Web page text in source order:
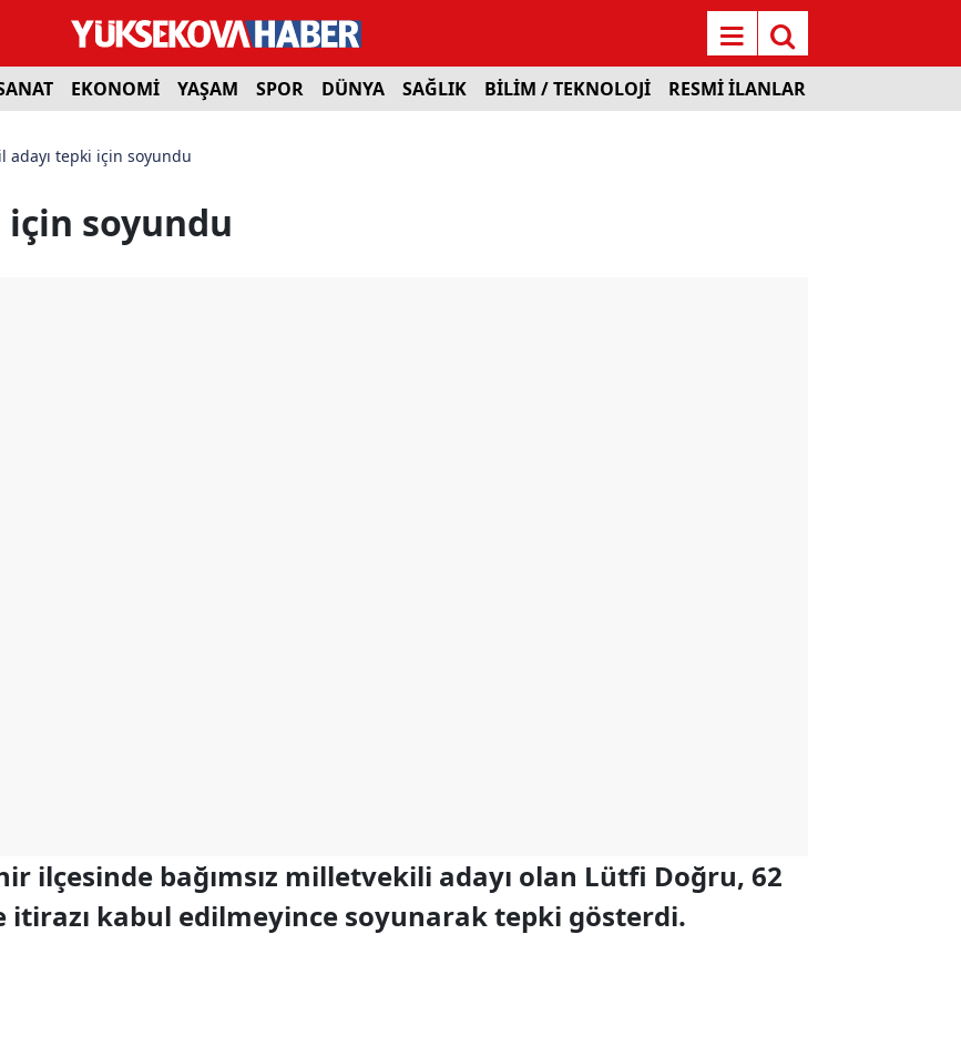
EKONOMİ YAŞAM SPOR DÜNYA SAĞLIK BİLİM / TEKNOLOJİ RESMİ İLANLAR
adayı tepki için soyundu
soyundu
ilçesinde bağımsız milletvekili adayı olan Lütfi Doğru, 62
itirazı kabul edilmeyince soyunarak tepki gösterdi.